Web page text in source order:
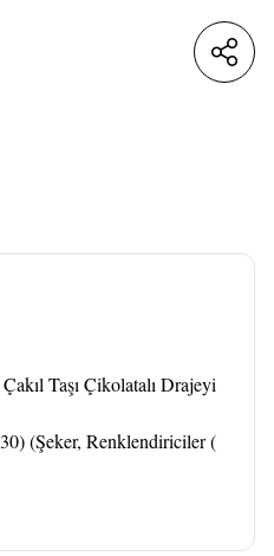
Taşı Çikolatalı Drajeyi
(Şeker, Renklendiriciler (